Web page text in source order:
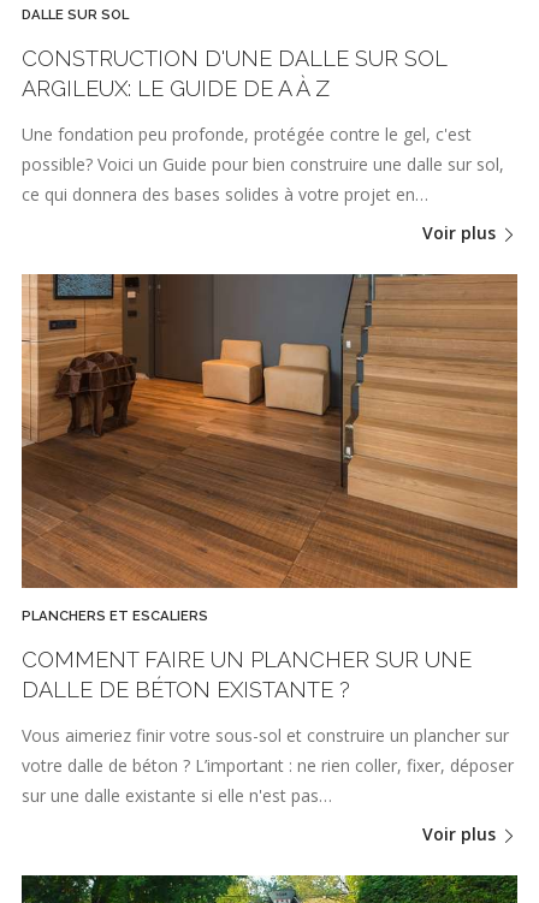
DALLE SUR SOL
CONSTRUCTION D'UNE DALLE SUR SOL
ARGILEUX: LE GUIDE DE A À Z
Une fondation peu profonde, protégée contre le gel, c'est
possible? Voici un Guide pour bien construire une dalle sur sol,
ce qui donnera des bases solides à votre projet en…
Voir plus
PLANCHERS ET ESCALIERS
COMMENT FAIRE UN PLANCHER SUR UNE
DALLE DE BÉTON EXISTANTE ?
Vous aimeriez finir votre sous-sol et construire un plancher sur
votre dalle de béton ? L’important : ne rien coller, fixer, déposer
sur une dalle existante si elle n'est pas…
Voir plus